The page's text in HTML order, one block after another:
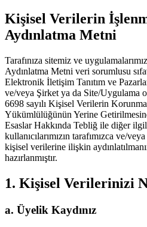
Kişisel Verilerin
Aydınlatma Metni
Tarafınıza sitemiz ve
Aydınlatma Metni veri sorumlusu
Elektronik İletişim Tanıtım ve
ve/veya Şirket ya da Site/Uygulama
6698 sayılı Kişisel Verilerin
Yükümlülüğünün Yerine
Esaslar Hakkında Tebliğ ile diğer
kullanıcılarımızın tarafımızca ve/
kişisel verilerine ilişkin
hazırlanmıştır.
1. Kişisel Verilerinizi
a. Üyelik Kaydınız